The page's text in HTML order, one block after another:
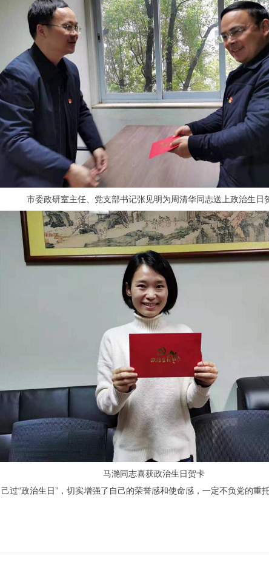
市委政研室主任、党支部书记张见明为周清华同志送上政治生日
马滟同志喜获政治生日贺卡
过“政治生日”，切实增强了自己的荣誉感和使命感，一定不负党的